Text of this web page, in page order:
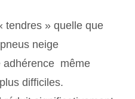
tendres » quelle que
neige
adhérence même
difficiles.